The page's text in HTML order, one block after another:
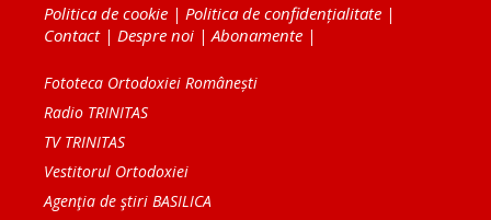
Politica de cookie | Politica de confidențialitate |
Contact| Despre noi | Abonamente |
Fototeca Ortodoxiei Românești
Radio TRINITAS
TV TRINITAS
Vestitorul Ortodoxiei
Agenţia de ştiri BASILICA